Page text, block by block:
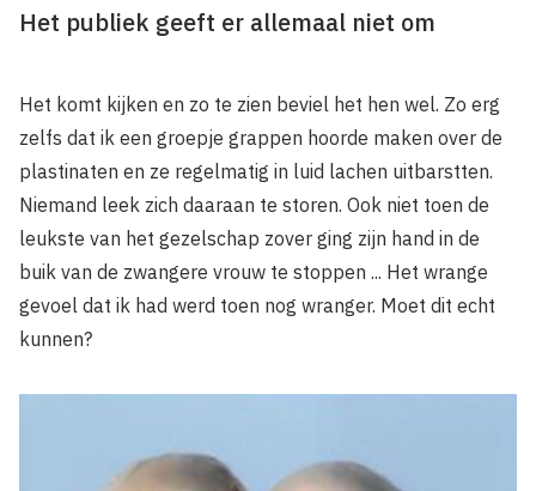
Het publiek geeft er allemaal niet om
Het komt kijken en zo te zien beviel het hen wel. Zo erg
zelfs dat ik een groepje grappen hoorde maken over de
plastinaten en ze regelmatig in luid lachen uitbarstten.
Niemand leek zich daaraan te storen. Ook niet toen de
leukste van het gezelschap zover ging zijn hand in de
buik van de zwangere vrouw te stoppen ... Het wrange
gevoel dat ik had werd toen nog wranger. Moet dit echt
kunnen?